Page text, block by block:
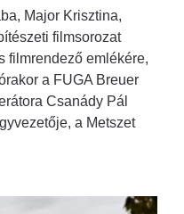
Major Krisztina,
filmsorozat
filmrendező emlékére,
a FUGA Breuer
Csanády Pál
a Metszet